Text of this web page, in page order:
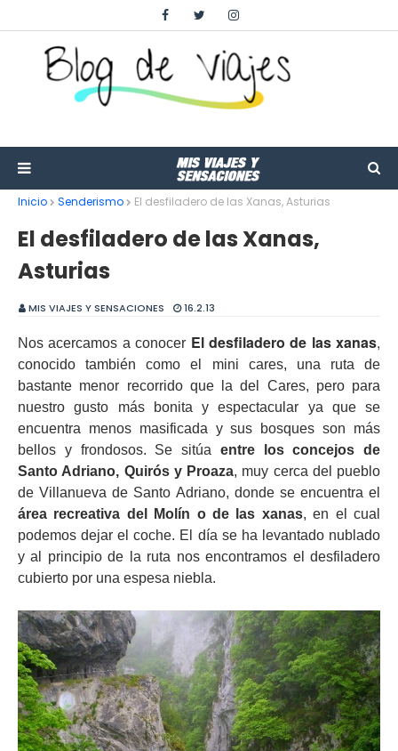
Inicio Senderismo El desfiladero de las Xanas, Asturias
El desfiladero de las Xanas,
Asturias
MIS VIAJES Y SENSACIONES 16.2.13
Nos acercamos a conocer El desfiladero de las xanas,
conocido también como el mini cares, una ruta de
bastante menor recorrido que la del Cares, pero para
nuestro gusto más bonita y espectacular ya que se
encuentra menos masificada y sus bosques son más
bellos y frondosos. Se sitúa entre los concejos de
Santo Adriano, Quirós y Proaza, muy cerca del pueblo
de Villanueva de Santo Adriano, donde se encuentra el
área recreativa del Molín o de las xanas, en el cual
podemos dejar el coche. El día se ha levantado nublado
y al principio de la ruta nos encontramos el desfiladero
cubierto por una espesa niebla.